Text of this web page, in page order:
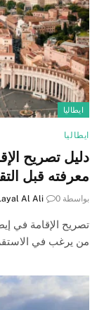
ايطاليا
ايطاليا
معرفته قبل
بواسطة Al Ali 0
تصريح الإقامة في
من يرغب في